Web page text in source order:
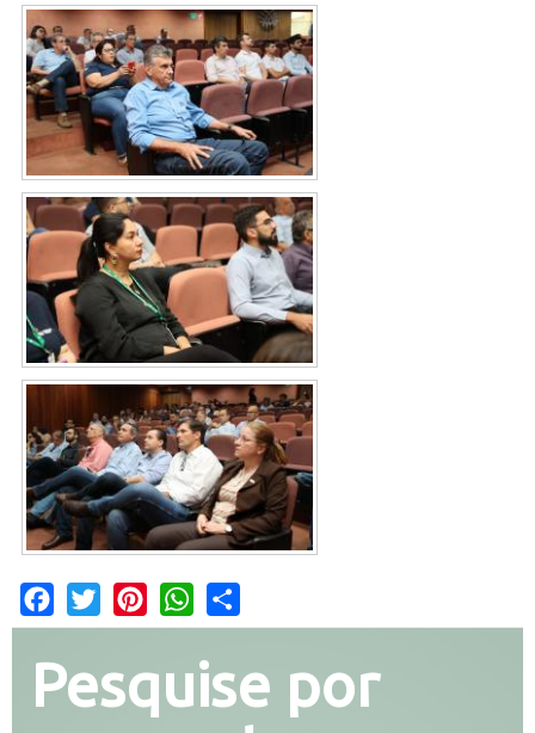
Facebook
Twitter PinterestWhatsApp
Pesquise por